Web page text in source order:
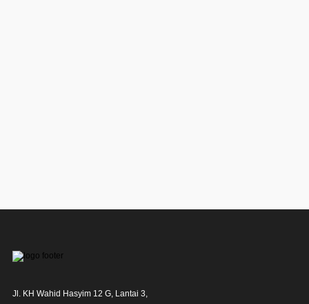
Jl. KH Wahid Hasyim 12 G, Lantai 3,